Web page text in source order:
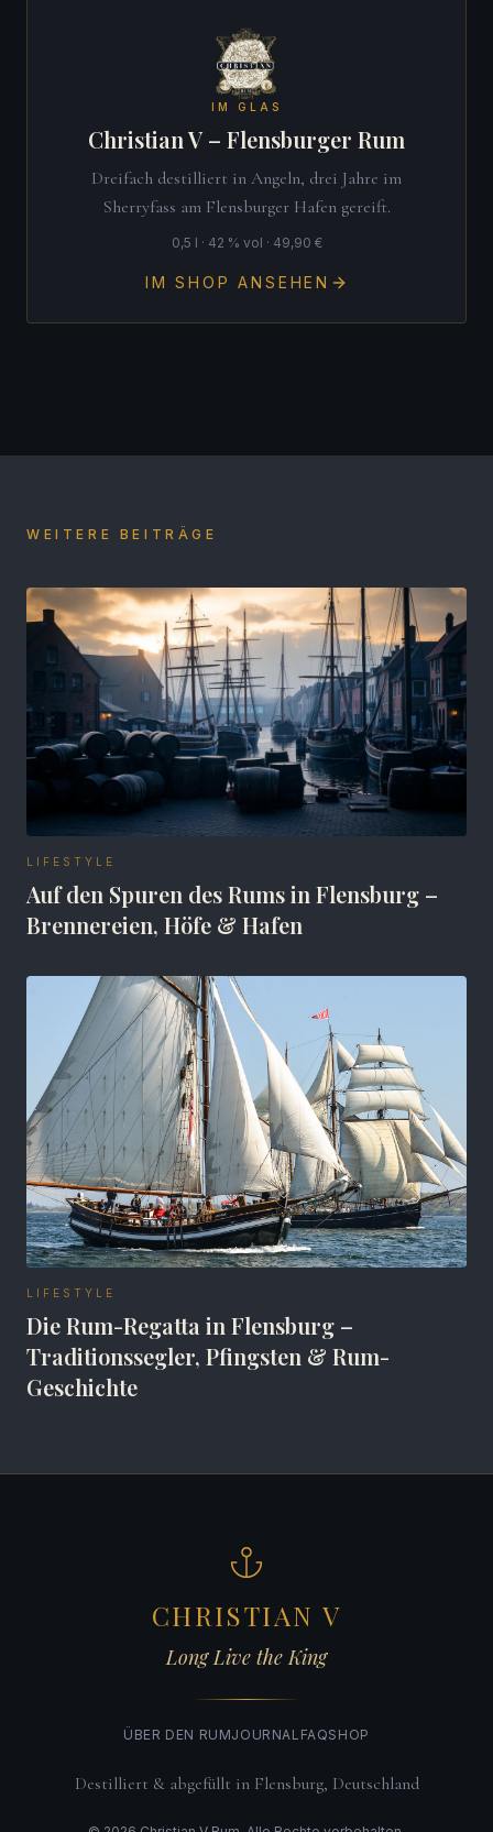
IM GLAS
Christian V – Flensburger Rum
Dreifach destilliert in Angeln, drei Jahre im
Sherryfass am Flensburger Hafen gereift.
0,5 l · 42 % vol · 49,90 €
IM SHOP ANSEHEN
WEITERE BEITRÄGE
LIFESTYLE
Auf den Spuren des Rums in Flensburg –
Brennereien, Höfe & Hafen
LIFESTYLE
Die Rum-Regatta in Flensburg –
Traditionssegler, Pfingsten & Rum-
Geschichte
CHRISTIAN V
Long Live the King
ÜBER DEN RUMJOURNAL FAQSHOP
Destilliert & abgefüllt in Flensburg, Deutschland